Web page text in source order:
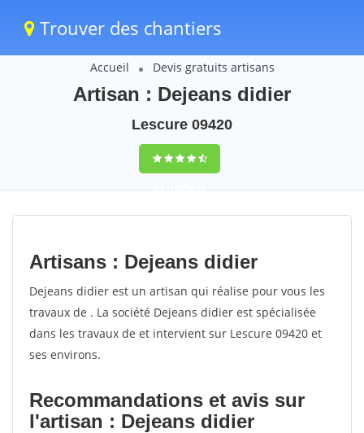
Trouver des chantiers
Accueil Devis gratuits artisans
Artisan : Dejeans didier
Lescure 09420
9,5(100%)56
votes
Artisans : Dejeans didier
Dejeans didier est un artisan qui réalise pour vous les
travaux de . La société Dejeans didier est spécialisée
dans les travaux de et intervient sur Lescure 09420 et
ses environs.
Recommandations et avis sur
l'artisan : Dejeans didier